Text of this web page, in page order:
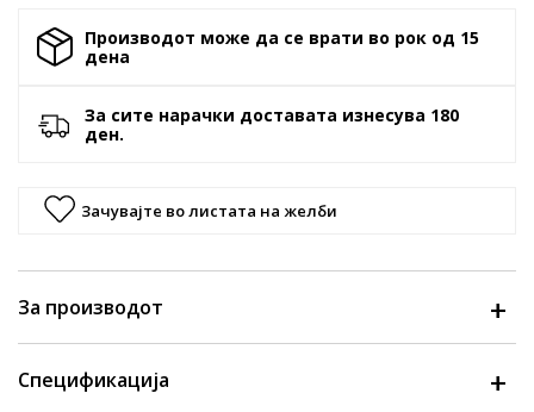
Производот може да се врати во рок од 15
денa
За сите нарачки доставата изнесува 180
ден.
Зачувајте во листата на желби
За производот
Спецификација